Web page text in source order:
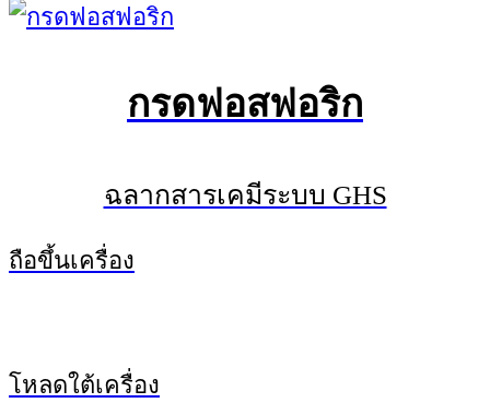
กรดฟอสฟอริก
ฉลากสารเคมีระบบ GHS
ถือขึ้นเครื่อง
โหลดใต้เครื่อง